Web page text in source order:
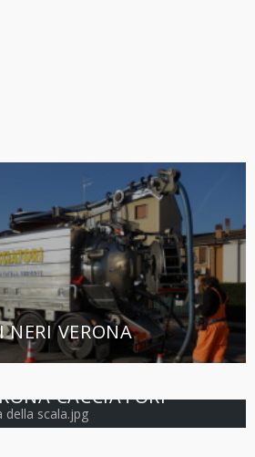
NERI VERONA
CACCIATORI